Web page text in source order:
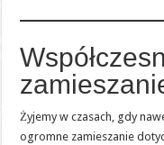
Żyjemy w czasach, gdy
ogromne zamieszanie